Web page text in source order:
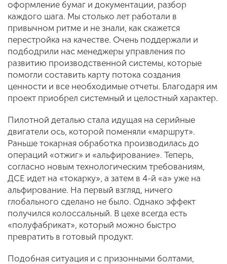
оформление бумаг и документации, разбор
каждого шага. Мы столько лет работали в
привычном ритме и не знали, как скажется
перестройка на качестве. Очень поддержали и
подбодрили нас менеджеры управления по
развитию производственной системы, которые
помогли составить карту потока создания
ценности и все необходимые отчеты. Благодаря им
проект приобрел системный и целостный характер.
Пилотной деталью стала идущая на серийные
двигатели ось, которой поменяли «маршрут».
Раньше токарная обработка производилась до
операций «отжиг» и «альфирование». Теперь,
согласно новым технологическим требованиям,
ДСЕ идет на «токарку», а затем в 4-й «а» уже на
альфирование. На первый взгляд, ничего
глобального сделано не было. Однако эффект
получился колоссальный. В цехе всегда есть
«полуфабрикат», который можно быстро
превратить в готовый продукт.
Подобная ситуация и с призонными болтами,